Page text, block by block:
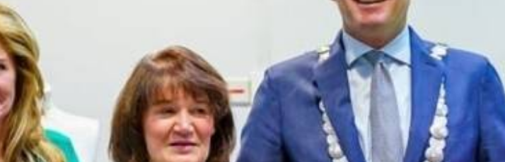
Toolbox
Wat is Wij.Doen.Groen.?